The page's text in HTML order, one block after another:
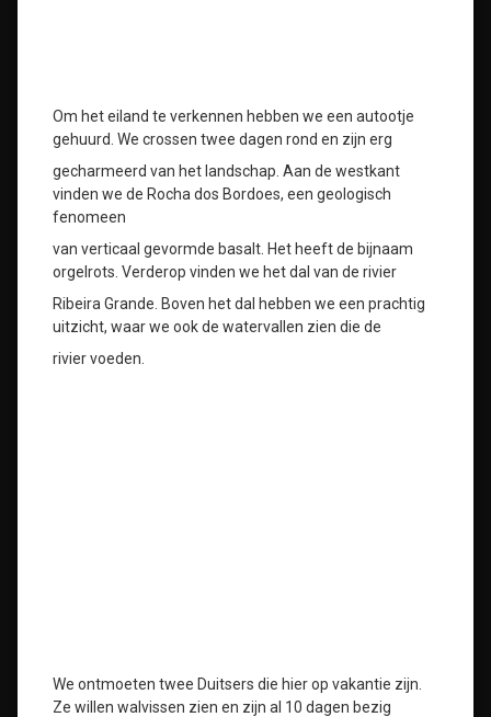
Om het eiland te verkennen hebben we een autootje
gehuurd. We crossen twee dagen rond en zijn erg
gecharmeerd van het landschap. Aan de westkant
vinden we de Rocha dos Bordoes, een geologisch
fenomeen
van verticaal gevormde basalt. Het heeft de bijnaam
orgelrots. Verderop vinden we het dal van de rivier
Ribeira Grande. Boven het dal hebben we een prachtig
uitzicht, waar we ook de watervallen zien die de
rivier voeden.
We ontmoeten twee Duitsers die hier op vakantie zijn.
Ze willen walvissen zien en zijn al 10 dagen bezig